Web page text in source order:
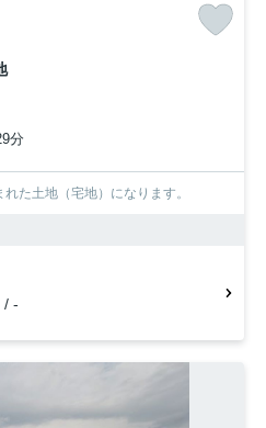
分
た土地（宅地）になります。
/ -